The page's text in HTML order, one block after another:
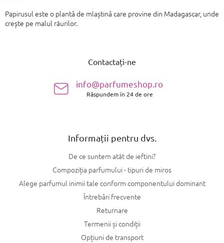
Papirusul este o plantă de mlaștină care provine din Madagascar, unde
crește pe malul râurilor.
Contactați-ne
info@parfumeshop.ro
Răspundem în 24 de ore
Informații pentru dvs.
De ce suntem atât de ieftini?
Compoziția parfumului - tipuri de miros
Alege parfumul inimii tale conform componentului dominant
Întrebări frecvente
Returnare
Termenii și condiții
Opțiuni de transport